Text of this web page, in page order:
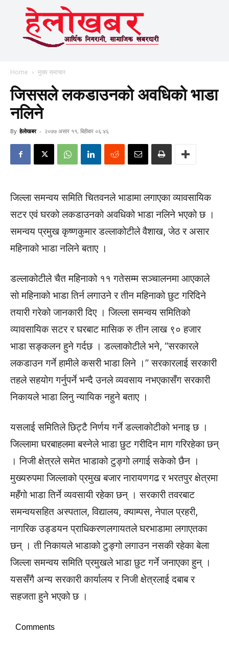
Home मुख्य समाचार
जिससले लकडाउनको अवधिको भाडा
नलिने
By हेलाेखबर - २०७७ असार ११, बिहीबार ०६:४६
जिल्ला समन्वय समिति चितवनले भाडामा लगाएका व्यावसायिक
सटर एवं घरको लकडाउनको अवधिको भाडा नलिने भएको छ ।
समन्वय प्रमुख कृष्णकुमार डल्लाकोटीले वैशाख, जेठ र असार
महिनाको भाडा नलिने बताए ।
डल्लाकोटीले चैत महिनाको ११ गतेसम्म सञ्चालनमा आएकाले
सो महिनाको भाडा तिर्न लगाउने र तीन महिनाको छुट गरिदिने
तयारी गरेको जानकारी दिए । जिल्ला समन्वय समितिको
व्यावसायिक सटर र घरबाट मासिक रु तीन लाख ९० हजार
भाडा सङ्कलन हुने गर्दछ । डल्लाकोटीले भने, “सरकारले
लकडाउन गर्ने हामीले कसरी भाडा लिने ।” सरकारलाई सरकारी
तहले सहयोग गर्नुपर्ने भन्दै उनले व्यवसाय नभएकासँग सरकारी
निकायले भाडा लिनु न्यायिक नहुने बताए ।
यसलाई समितिले छिट्टै निर्णय गर्ने डल्लाकोटीको भनाइ छ ।
जिल्लामा घरबाहलमा बस्नेले भाडा छुट गरीदिन माग गरिरहेका छन्
। निजी क्षेत्रले समेत भाडाको टुङ्गो लगाई सकेको छैन ।
मुख्यरुपमा जिल्लाको प्रमुख बजार नारायणगढ र भरतपुर क्षेत्रमा
महँगो भाडा तिर्ने व्यवसायी रहेका छन् । सरकारी तवरबाट
समन्वयसहित अस्पताल, विद्यालय, क्याम्पस, नेपाल प्रहरी,
नागरिक उड्डयन प्राधिकरणलगायतले घरभाडामा लगाएतका
छन् । ती निकायले भाडाको टुङ्गो लगाउन नसकी रहेका बेला
जिल्ला समन्वय समिति प्रमुखले भाडा छुट गर्ने जनाएका हुन् ।
यससँगै अन्य सरकारी कार्यालय र निजी क्षेत्रलाई दबाब र
सहजता हुने भएको छ ।
Comments